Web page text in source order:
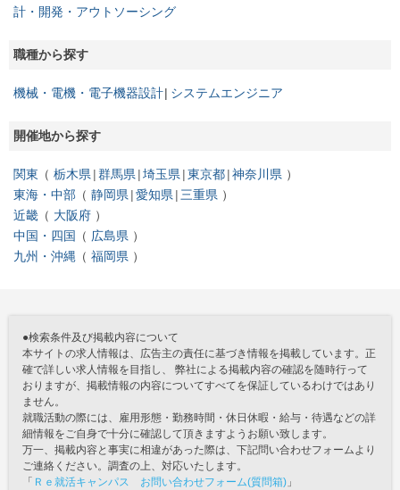
計・開発・アウトソーシング
職種から探す
機械・電機・電子機器設計 システムエンジニア
開催地から探す
関東 栃木県 群馬県 埼玉県 東京都 神奈川県
東海・中部
静岡県 愛知県 三重県
近畿
大阪府
中国・四国
広島県
九州・沖縄
福岡県
●検索条件及び掲載内容について
本サイトの求人情報は、広告主の責任に基づき情報を掲載しています。正
確で詳しい求人情報を目指し、 弊社による掲載内容の確認を随時行って
おりますが、掲載情報の内容についてすべてを保証しているわけではあり
ません。
就職活動の際には、雇用形態・勤務時間・休日休暇・給与・待遇などの詳
細情報をご自身で十分に確認して頂きますようお願い致します。
万一、掲載内容と事実に相違があった際は、下記問い合わせフォームより
ご連絡ください。調査の上、対応いたします。
「 Ｒｅ就活キャンパス お問い合わせフォーム(質問箱) 」